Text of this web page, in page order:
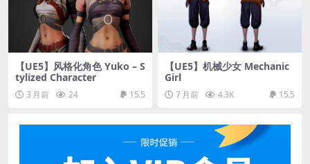
【UE5】风格化角色 Yuko – S
tylized Character
3 月前 24 15.5
【UE5】机械少女 Mechanic
Girl
7 月前 4.3K 15.5